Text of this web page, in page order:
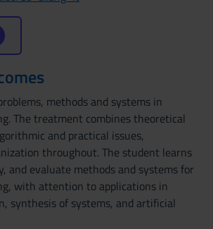
methods and systems in
The treatment combines theoretical
and practical issues,
throughout. The student learns
and evaluate methods and systems for
with attention to applications in
synthesis of systems, and artificial